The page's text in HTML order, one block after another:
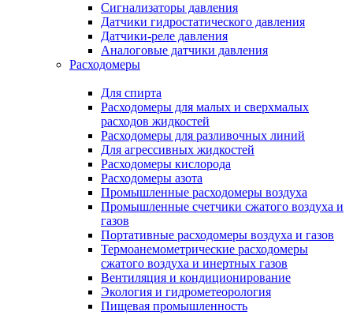
Сигнализаторы давления
Датчики гидростатического давления
Датчики-реле давления
Аналоговые датчики давления
Расходомеры
Для спирта
Расходомеры для малых и сверхмалых
расходов жидкостей
Расходомеры для разливочных линий
Для агрессивных жидкостей
Расходомеры кислорода
Расходомеры азота
Промышленные расходомеры воздуха
Промышленные счетчики сжатого воздуха и
газов
Портативные расходомеры воздуха и газов
Термоанемометрические расходомеры
сжатого воздуха и инертных газов
Вентиляция и кондиционирование
Экология и гидрометеорология
Пищевая промышленность